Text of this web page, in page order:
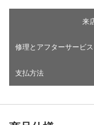
来
修理とアフターサービス
支払方法